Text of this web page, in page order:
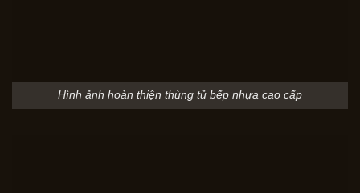
Hình ảnh hoàn thiện thùng tủ bếp nhựa cao cấp